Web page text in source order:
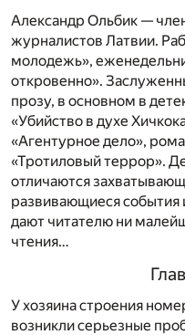
Александр Ольбик —
журналистов Латвии.
молодежь»,
откровенно».
прозу, в основном в
«Убийство в духе
«Агентурное дело»,
«Тротиловый террор».
отличаются
развивающиеся события
дают читателю ни
чтения…
У хозяина строения
возникли серьезные